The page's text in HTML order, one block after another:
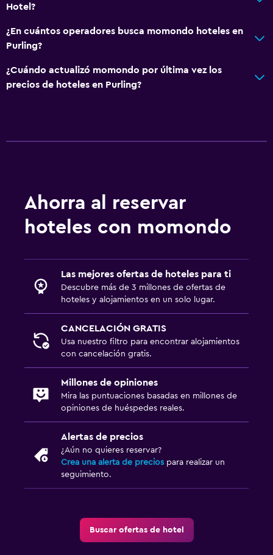
Hotel?
¿En cuántos operadores busca momondo hoteles en
Purling?
¿Cuándo actualizó momondo por última vez los
precios de hoteles en Purling?
Ahorra al reservar
hoteles con momondo
Las mejores ofertas de hoteles para ti
Descubre más de 3 millones de ofertas de
hoteles y alojamientos en un solo lugar.
CANCELACIÓN GRATIS
Usa nuestro filtro para encontrar alojamientos
con cancelación gratis.
Millones de opiniones
Mira las puntuaciones basadas en millones de
opiniones de huéspedes reales.
Alertas de precios
¿Aún no quieres reservar?
Crea una alerta de precios para realizar un
seguimiento.
Buscar ofertas de hotel